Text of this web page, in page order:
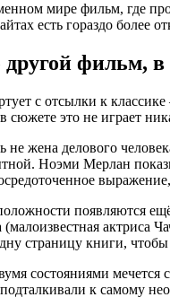
мире фильм, где
есть гораздо более
фильм, в
с отсылки к
сюжете это не играет
не жена делового
Ноэми Мерлан
появляются
(малоизвестная актриса
страницу книги,
состояниями мечется
к самому